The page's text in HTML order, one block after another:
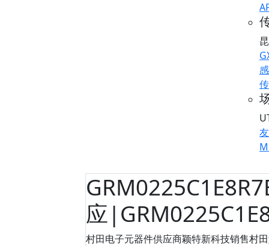
应
村田电子元器件供应商颖特新科技销售村